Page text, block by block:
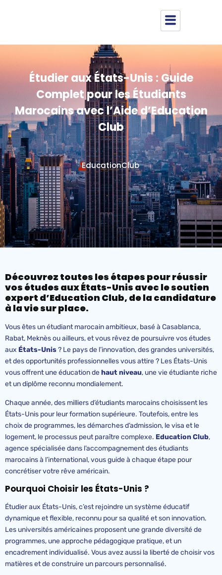
Étudier aux États-Unis : Guide
Complet pour les Étudiants
Marocains avec l’Aide d’Education
Club
EducationClub
Découvrez toutes les étapes pour réussir
vos études aux États-Unis avec le soutien
expert d’Education Club, de la candidature
à la vie sur place.
Vous êtes un étudiant marocain ambitieux, basé à Casablanca,
Rabat, Meknès ou ailleurs, et vous rêvez de poursuivre vos études
aux États-Unis? Le pays de l’innovation, des grandes universités,
et des opportunités professionnelles vous attire ? Les États-Unis
vous offrent une éducation dehaut niveau, une vie étudiante riche
et un diplôme reconnu mondialement.
Chaque année, des milliers d’étudiants marocains choisissent les
États-Unis pour leur formation supérieure. Toutefois, entre les
choix de programmes, les démarches d’admission, le visa et le
logement, le processus peut paraître complexe. EducationClub,
agence spécialisée dans l’accompagnement des étudiants
marocains à l’international, vous guide à chaque étape pour
concrétiser votre rêve américain.
Pourquoi Choisir les États-Unis ?
Étudier aux États-Unis, c’est rejoindre un système éducatif
dynamique et flexible, reconnu pour sa qualité et son innovation.
Les universités américaines proposent une grande diversité de
programmes, une approche pédagogique pratique, et un
encadrement individualisé. Vous avez aussi la liberté de choisir vos
matières et de construire un parcours personnalisé.